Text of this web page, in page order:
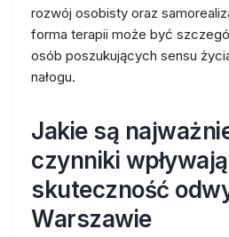
rozwój osobisty oraz
forma terapii może być
osób poszukujących sensu
nałogu.
Jakie są
czynniki
skuteczność
Warszawie